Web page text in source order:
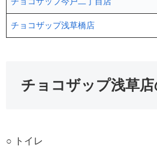
チョコザップ浅草橋店
チョコザップ浅草
○ トイレ